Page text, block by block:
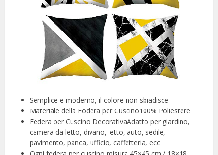
Semplice e moderno, il colore non sbiadisce
Materiale della Fodera per Cuscino100% Poliestere
Federa per Cuscino DecorativaAdatto per giardino,
camera da letto, divano, letto, auto, sedile,
pavimento, panca, ufficio, caffetteria, ecc